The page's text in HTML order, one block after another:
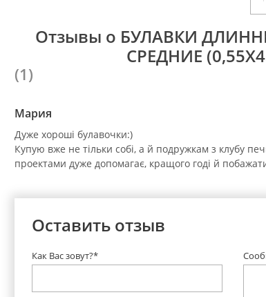
Отзывы о БУЛАВКИ
СРЕДНИЕ
(1)
Мария
Дуже хороші булавочки:)
Купую вже не тільки собі, а й подружкам з клубу
проектами дуже допомагає, кращого годі й
Оставить отзыв
Как Вас зовут?*